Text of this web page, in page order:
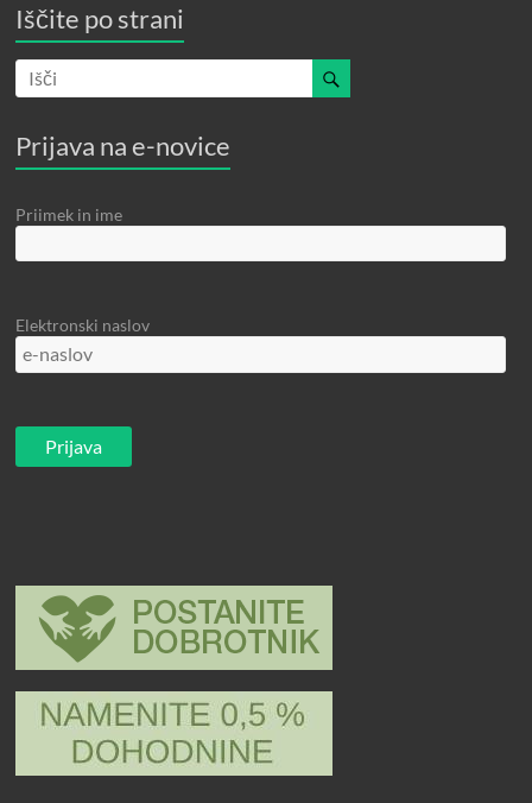
Iščite po strani
Prijava na e-novice
Priimek in ime
Elektronski naslov